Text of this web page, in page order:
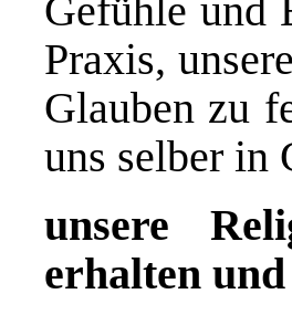
Gefühle und
Praxis,
Glauben zu
uns selber in
unsere
erhalten